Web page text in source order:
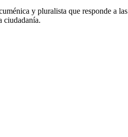
y pluralista que responde a las
ciudadanía.